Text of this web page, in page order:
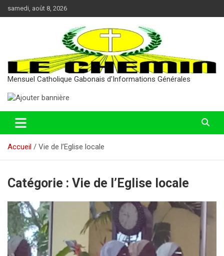
au
samedi, août 8, 2026
Mensuel Catholique Gabonais d'Informations Générales
Accueil Vie de l’Eglise locale
Catégorie : Vie de l’Eglise locale